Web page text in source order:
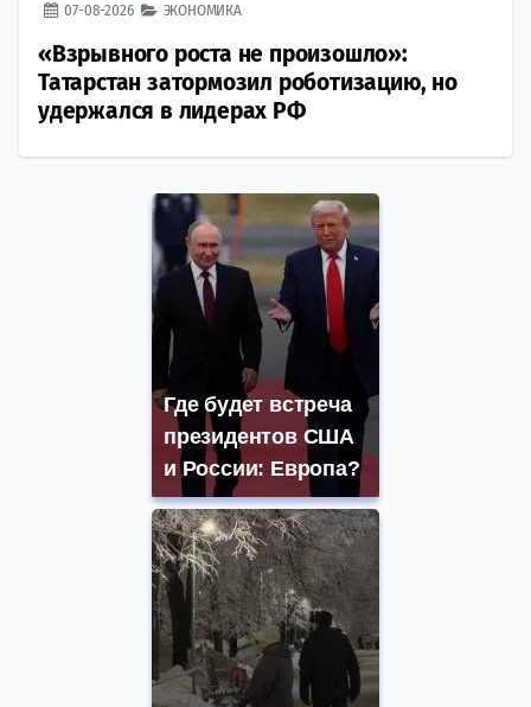
07-08-2026 ЭКОНОМИКА
«Взрывного роста не произошло»:
Татарстан затормозил роботизацию, но
удержался в лидерах РФ
Где будет встреча
президентов США
и России: Европа?